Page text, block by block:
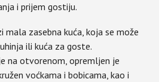
i prijem gostiju.
zasebna kuća, koja se može
ili kuća za goste.
na otvorenom, opremljen je
voćkama i bobicama, kao i